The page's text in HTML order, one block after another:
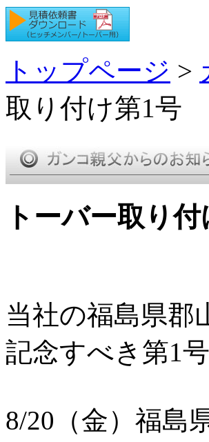
トップページ >
取り付け第1号
トーバー取り
当社の福島県郡
記念すべき第1
8/20（金）福島